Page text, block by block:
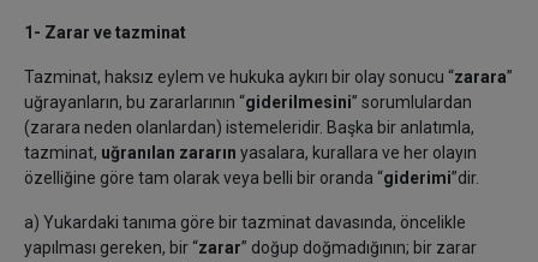
1- Zarar ve tazminat
Tazminat, haksız eylem ve hukuka aykırı bir olay sonucu “zarara”
uğrayanların, bu zararlarının “giderilmesini” sorumlulardan
(zarara neden olanlardan) istemeleridir. Başka bir anlatımla,
tazminat, uğranılan zararın yasalara, kurallara ve her olayın
özelliğine göre tam olarak veya belli bir oranda “giderimi”dir.
a) Yukardaki tanıma göre bir tazminat davasında, öncelikle
yapılması gereken, bir “zarar” doğup doğmadığının; bir zarar